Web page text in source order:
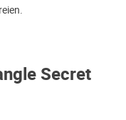
Secret